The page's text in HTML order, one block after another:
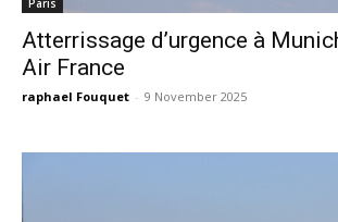
Paris
Atterrissage d’urgence à
Air France
raphael Fouquet - 9 November 2025